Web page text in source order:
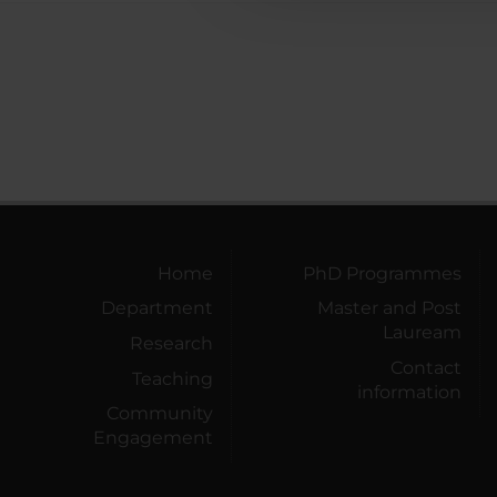
Home
Department
Research
Teaching
Community
Engagement
PhD Programmes
Master and Post
Lauream
Contact
information